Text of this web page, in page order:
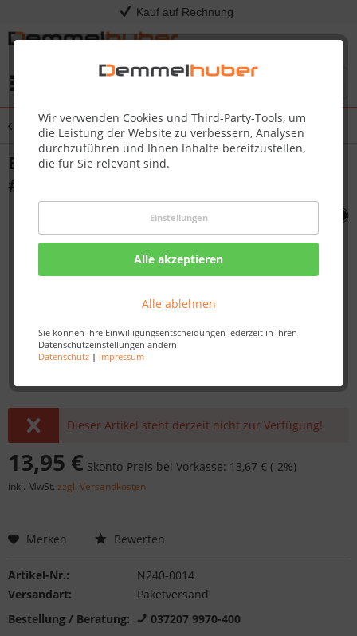
Kauf auf Rechnung
Wir verwenden Cookies und Third-Party-Tools, um
die Leistung der Website zu verbessern, Analysen
durchzuführen und Ihnen Inhalte bereitzustellen,
die für Sie relevant sind.
Einstellungen
Alle akzeptieren
Alle ablehnen
Sie können Ihre Einwilligungsentscheidungen jederzeit in Ihren
Datenschutzeinstellungen ändern.
Datenschutz| Impressum
Übersicht Sonstige Ersatzteile
ELECT PILOT 37 LEAD BIPF450/ BIPF600
#N240-0014
Dieser Artikel steht derzeit nicht zur Verfügung!
13,95 € Skonto-Preis bei Vorkasse: 13,67 € (-2%)
inkl. MwSt. zzgl. Versandkosten
Merken Bewerten
Artikel-Nr.:
N240-0014
Versandart:
Paketversand
Bestellung / Beratung:
037207 9970-400